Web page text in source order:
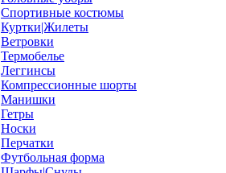
Спортивные костюмы
Куртки|Жилеты
Ветровки
Термобелье
Леггинсы
Компрессионные шорты
Манишки
Гетры
Носки
Перчатки
Футбольная форма